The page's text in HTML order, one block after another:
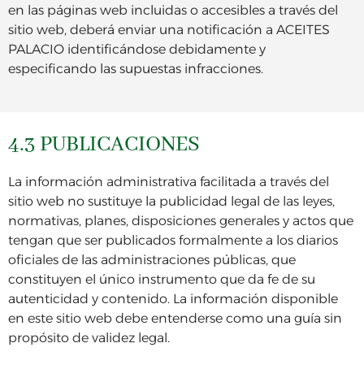
en las páginas web incluidas o accesibles a través del
sitio web, deberá enviar una notificación a ACEITES
PALACIO identificándose debidamente y
especificando las supuestas infracciones.
4.3 PUBLICACIONES
La información administrativa facilitada a través del
sitio web no sustituye la publicidad legal de las leyes,
normativas, planes, disposiciones generales y actos que
tengan que ser publicados formalmente a los diarios
oficiales de las administraciones públicas, que
constituyen el único instrumento que da fe de su
autenticidad y contenido. La información disponible
en este sitio web debe entenderse como una guía sin
propósito de validez legal.